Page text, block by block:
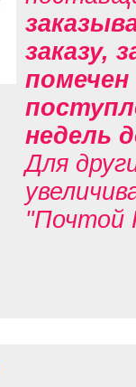
заказу,
помечен
недель
Для
"Почтой